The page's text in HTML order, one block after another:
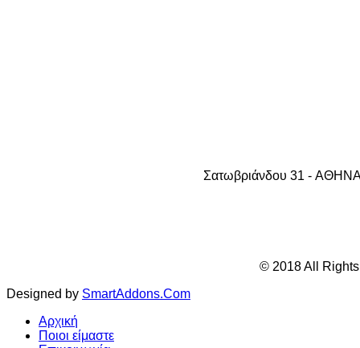
Σατωβριάνδου 31 - AΘHNA
© 2018 All Rights
Designed by SmartAddons.Com
Αρχική
Ποιοι είμαστε